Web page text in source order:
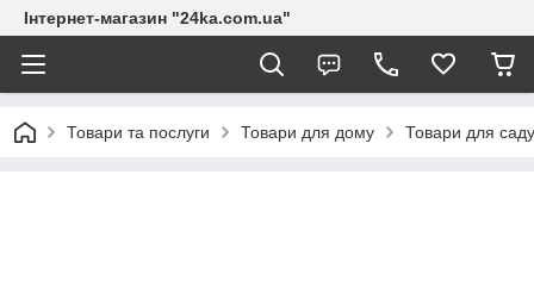
Інтернет-магазин "24ka.com.ua"
Товари та послуги Товари для дому Товари для саду